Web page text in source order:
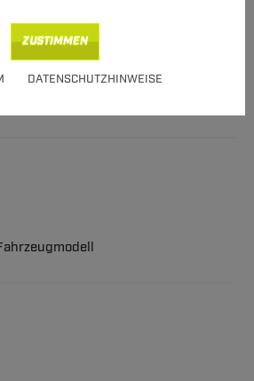
DATENSCHUTZHINWEISE
ZUSTIMMEN
und Elektrosatz für den Opel